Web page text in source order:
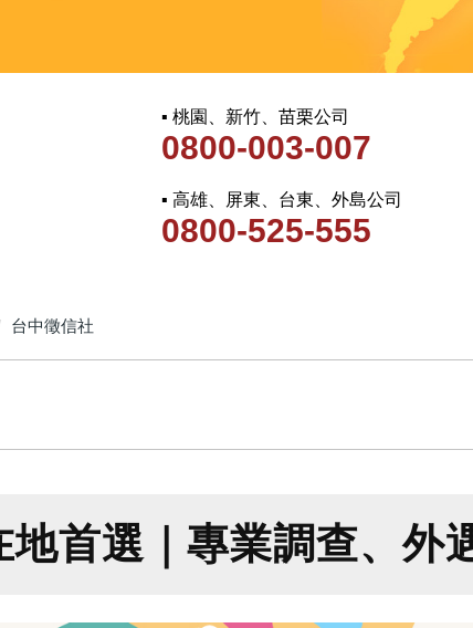
▪ 桃園、新竹、苗栗公司
0800-003-007
▪ 高雄、屏東、台東、外島公司
0800-525-555
台中徵信社
地首選｜專業調查、外